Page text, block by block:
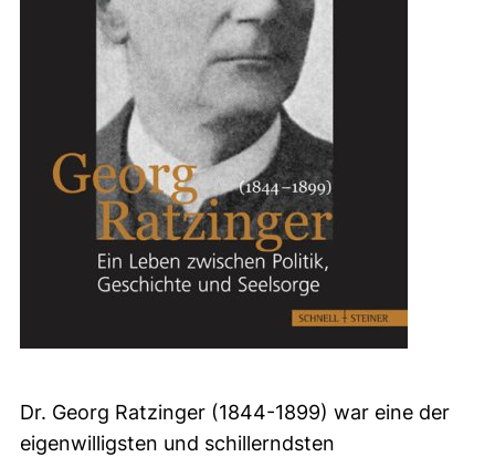
Dr. Georg Ratzinger (1844-1899) war eine der
eigenwilligsten und schillerndsten